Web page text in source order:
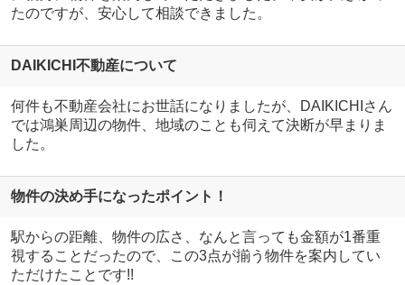
たのですが、安心して相談できました。
DAIKICHI不動産について
何件も不動産会社にお世話になりましたが、DAIKICHIさん
では鴻巣周辺の物件、地域のことも伺えて決断が早まりま
した。
物件の決め手になったポイント！
駅からの距離、物件の広さ、なんと言っても金額が1番重
視することだったので、この3点が揃う物件を案内してい
ただけたことです!!